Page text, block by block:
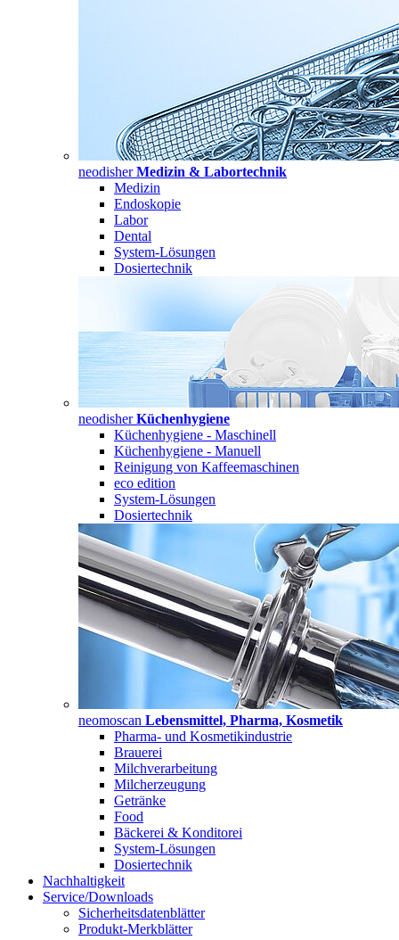
neodisherMedizin & Labortechnik
Medizin
Endoskopie
Labor
Dental
System-Lösungen
Dosiertechnik
neodisherKüchenhygiene
Küchenhygiene - Maschinell
Küchenhygiene - Manuell
Reinigung von Kaffeemaschinen
eco edition
System-Lösungen
Dosiertechnik
neomoscan Lebensmittel, Pharma, Kosmetik
Pharma- und Kosmetikindustrie
Brauerei
Milchverarbeitung
Milcherzeugung
Getränke
Food
Bäckerei & Konditorei
System-Lösungen
Dosiertechnik
Nachhaltigkeit
Service/Downloads
Sicherheitsdatenblätter
Produkt-Merkblätter